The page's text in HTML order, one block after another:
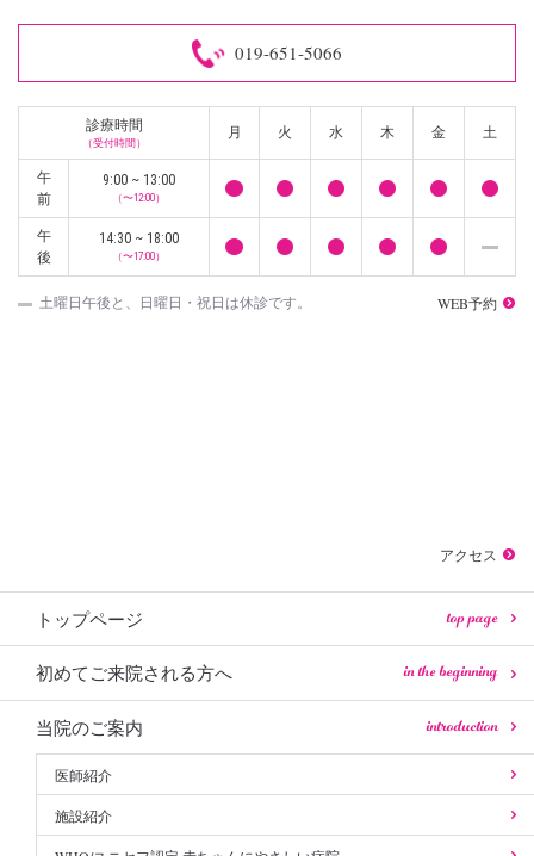
019-651-5066
診療時間
（受付時間）
月 火 水 木 金 土
午
前
9:00 ~ 13:00
（〜12:00）
午
後
14:30 ~ 18:00
（〜17:00）
土曜日午後と、日曜日・祝日は休診です。 WEB予約
アクセス
トップページ top page
初めてご来院される方へ in the beginning
当院のご案内 introduction
医師紹介
施設紹介